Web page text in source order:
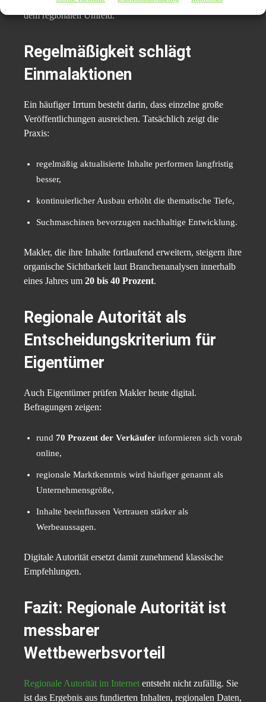
dem regionalen Umfeld.
Regelmäßigkeit schlägt
Einmalaktionen
Ein häufiger Irrtum besteht darin, dass einzelne große
Veröffentlichungen ausreichen. Tatsächlich zeigt die
Praxis:
regelmäßig aktualisierte Inhalte performen langfristig
besser,
kontinuierlicher Ausbau erhöht die thematische Tiefe,
Suchmaschinen bevorzugen nachhaltige Entwicklung.
Makler, die ihre Inhalte fortlaufend erweitern, steigern ihre
organische Sichtbarkeit laut Branchenanalysen innerhalb
eines Jahres um 20 bis 40 Prozent.
Regionale Autorität als
Entscheidungskriterium für
Eigentümer
Auch Eigentümer prüfen Makler heute digital.
Befragungen zeigen:
rund 70 Prozent der Verkäufer informieren sich vorab
online,
regionale Marktkenntnis wird häufiger genannt als
Unternehmensgröße,
Inhalte beeinflussen Vertrauen stärker als
Werbeaussagen.
Digitale Autorität ersetzt damit zunehmend klassische
Empfehlungen.
Fazit: Regionale Autorität ist
messbarer
Wettbewerbsvorteil
Regionale Autorität im Internet entsteht nicht zufällig. Sie
ist das Ergebnis aus fundierten Inhalten, regionalen Daten,